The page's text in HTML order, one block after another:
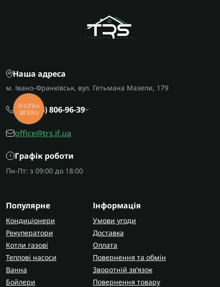
Наша адреса
м. Івано-Франківськ, вул. Гетьмана Мазепи, 179
+38 (096) 806-96-39
office@trs.if.ua
Графік роботи
Пн-Пт: з 09:00 до 18:00
Популярне
Кондиціонери
Рекуператори
Котли газові
Теплові насоси
Ванна
Бойлери
Інформація
Умови угоди
Доставка
Оплата
Повернення та обмін
Зворотній зв’язок
Повернення товару
КНОПКА
ЗВ'ЯЗКУ